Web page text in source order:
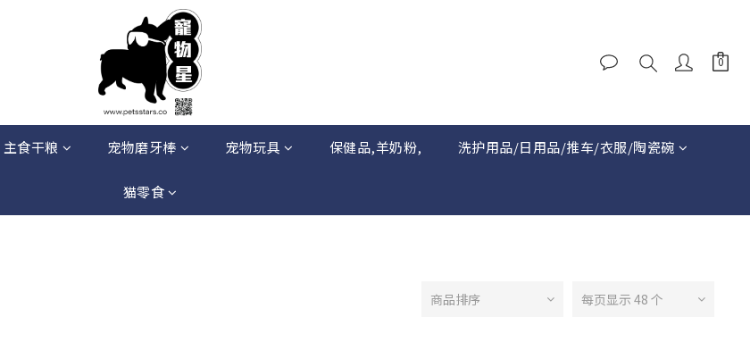
主食干粮 宠物磨牙棒 宠物玩具 保健品,羊奶粉, 洗护用品/日用品/推车/衣服/陶瓷碗
猫零食
商品排序 每页显示 48 个